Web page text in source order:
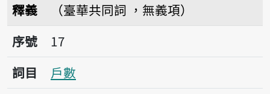
釋義
（臺華共同詞 ，無義項）
序號17戶數
序號
17
詞目
戶數